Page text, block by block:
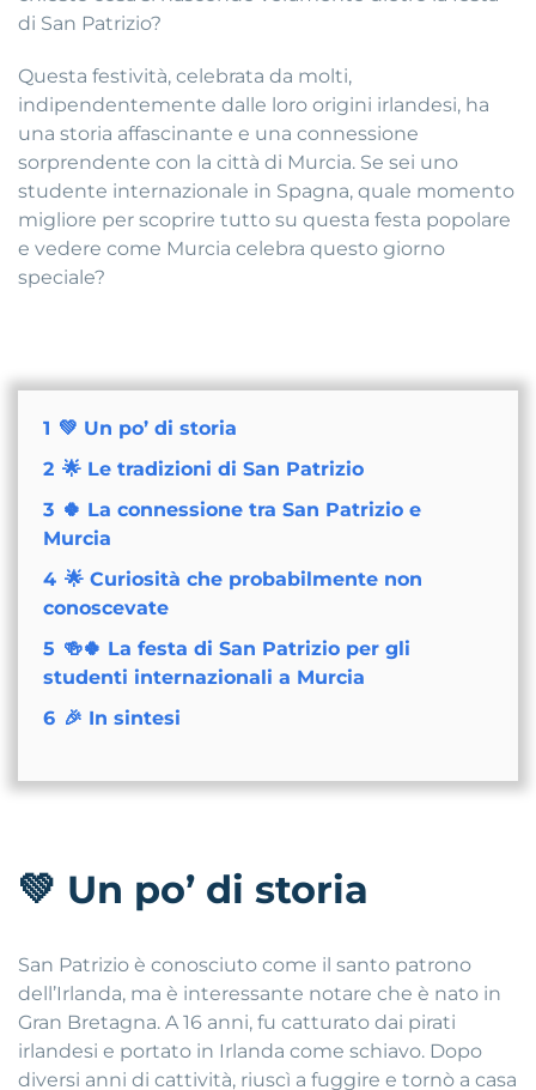
di San Patrizio?
Questa festività, celebrata da molti,
indipendentemente dalle loro origini irlandesi, ha
una storia affascinante e una connessione
sorprendente con la città di Murcia. Se sei uno
studente internazionale in Spagna, quale momento
migliore per scoprire tutto su questa festa popolare
e vedere come Murcia celebra questo giorno
speciale?
1 💚 Un po’ di storia
2 🌟 Le tradizioni di San Patrizio
3 🍀 La connessione tra San Patrizio e
Murcia
4 🌟 Curiosità che probabilmente non
conoscevate
5 🍻🍀 La festa di San Patrizio per gli
studenti internazionali a Murcia
6 🎉 In sintesi
💚 Un po’ di storia
San Patrizio è conosciuto come il santo patrono
dell’Irlanda, ma è interessante notare che è nato in
Gran Bretagna. A 16 anni, fu catturato dai pirati
irlandesi e portato in Irlanda come schiavo. Dopo
diversi anni di cattività, riuscì a fuggire e tornò a casa